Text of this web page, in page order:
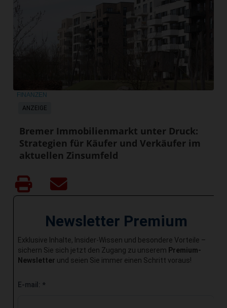
ANZEIGE
FINANZEN
Bremer Immobilienmarkt unter Druck:
Strategien für Käufer und Verkäufer im
aktuellen Zinsumfeld
Newsletter Premium
Exklusive Inhalte, Insider-Wissen und besondere Vorteile –
sichern Sie sich jetzt den Zugang zu unserem Premium-
Newsletter und seien Sie immer einen Schritt voraus!
E-mail: *